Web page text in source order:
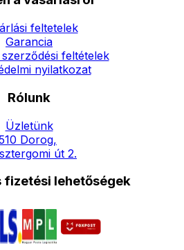
feltetelek
Garancia
feltételek
nyilatkozat
Rólunk
Üzletünk
Dorog,
út 2.
fizetési lehetőségek